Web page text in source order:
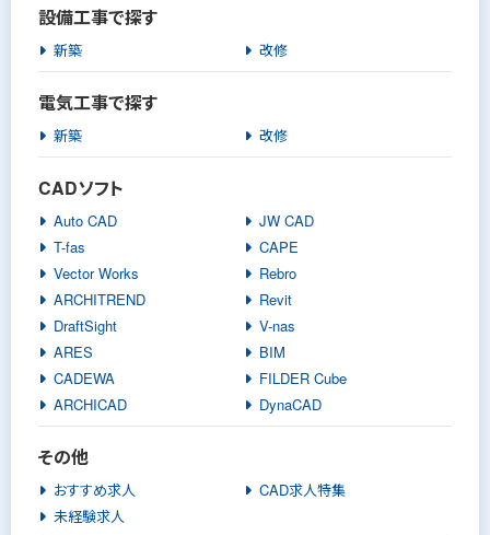
設備工事で探す
新築 改修
電気工事で探す
新築 改修
CADソフト
Auto CAD
JW CAD
T-fas
CAPE
Vector Works
Rebro
ARCHITREND
Revit
DraftSight
V-nas
ARES
BIM
CADEWA
FILDER Cube
ARCHICAD
DynaCAD
その他
おすすめ求人
CAD求人特集
未経験求人